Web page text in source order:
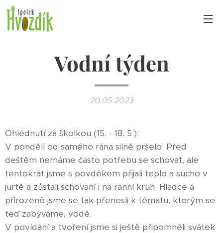
Vodní týden
20.05.2023
Ohlédnutí za školkou (15. - 18. 5.):
V pondělí od samého rána silně pršelo. Před
deštěm nemáme často potřebu se schovat, ale
tentokrát jsme s povděkem přijali teplo a sucho v
jurtě a zůstali schovaní i na ranní kruh. Hladce a
přirozeně jsme se tak přenesli k tématu, kterým se
teď zabýváme, vodě.
V povídání a tvoření jsme si ještě připomněli svátek